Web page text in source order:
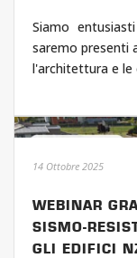
Siamo
saremo presenti
l'architettura e le
14 Ottobre 2025
WEBINAR
SISMO-
GLI EDIFICI